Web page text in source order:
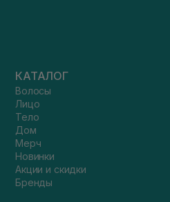
КАТАЛОГ
Волосы
Лицо
Тело
Дом
Мерч
Новинки
Акции и скидки
Бренды